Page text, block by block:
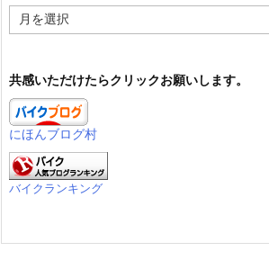
ー
ブ
共感いただけたらクリックお願いします。
にほんブログ村
バイクランキング